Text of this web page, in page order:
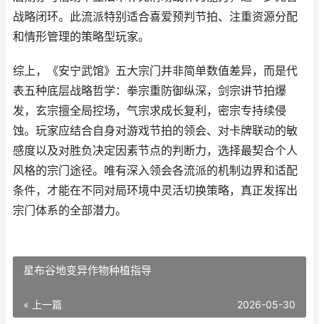
战略闭环。此流派特别适合喜爱预判节拍、注重资源分配
和情形管理的策略型玩家。
综上，《安宁武馆》五大宗门并非简单数值差异，而是代
表五种底层战略哲学：拳宗重防御纵深，剑宗讲节拍爆
发，玄宗擅全局控场，气宗求成长复利，密宗专持续侵
蚀。玩家应结合自身对游戏节拍的领会、对卡牌联动的敏
感度以及对胜负决定因素节点的判断力，选择最契合个人
风格的宗门途径。唯有深入领会各流派的机制边界和适配
条件，才能在不同对局环境中灵活切换策略，真正发挥出
宗门体系的全部潜力。
星布谷地变异作物种植指导
« 上一篇 2026-05-30